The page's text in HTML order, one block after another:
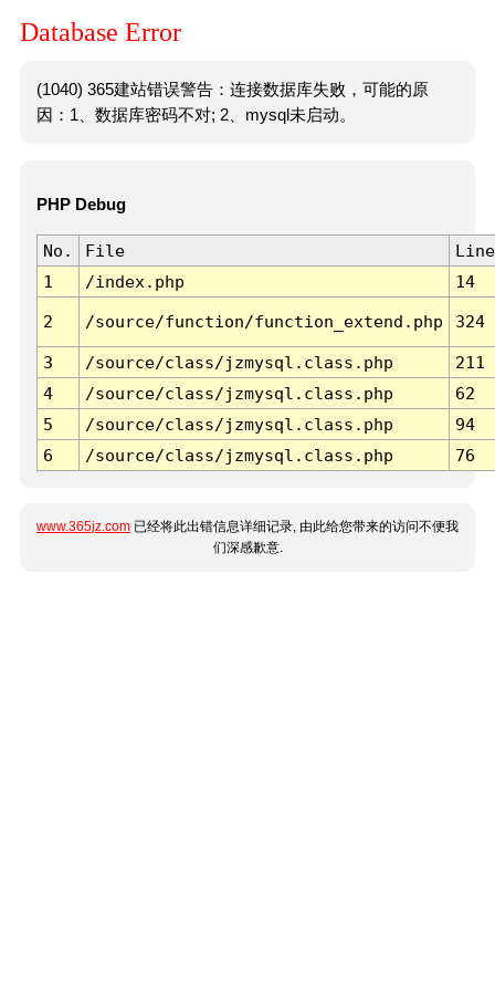
Database Error
(1040) 365建站错误警告：连接数据库失败，可能的原
因：1、数据库密码不对; 2、mysql未启动。
PHP Debug
No. File
Line
1
/index.php 14
2 /source/function/function_extend.php 324
3 /source/class/jzmysql.class.php
211
4
/source/class/jzmysql.class.php
62
5
/source/class/jzmysql.class.php
94
6
/source/class/jzmysql.class.php 76
www.365jz.com 已经将此出错信息详细记录, 由此给您带来的访问不便我
们深感歉意.